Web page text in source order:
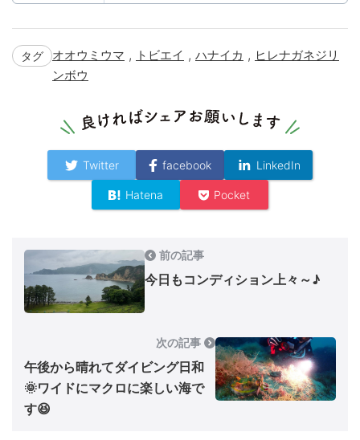
タグ オオウミウマ , トビエイ , ハナイカ , ヒレナガネジリ
ンボウ
Twitter facebook LinkedIn
Hatena Pocket
前の記事
今日もコンディション上々～♪
次の記事
午後から晴れてダイビング日和
🌞ワイドにマクロに楽しい海で
す😆